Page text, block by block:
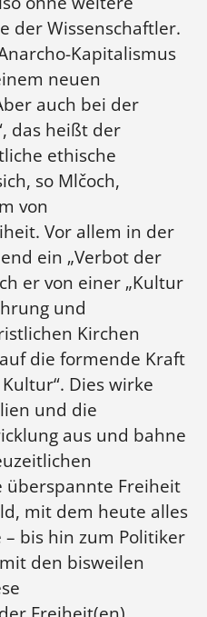
der Wissenschaftler.
Kapitalismus
neuen
auch bei der
das heißt der
ethische
so Mlčoch,
von
Vor allem in der
ein „Verbot der
er von einer „Kultur
und
Kirchen
die formende Kraft
Dies wirke
und die
aus und bahne
überspannte Freiheit
mit dem heute alles
bis hin zum Politiker
den bisweilen